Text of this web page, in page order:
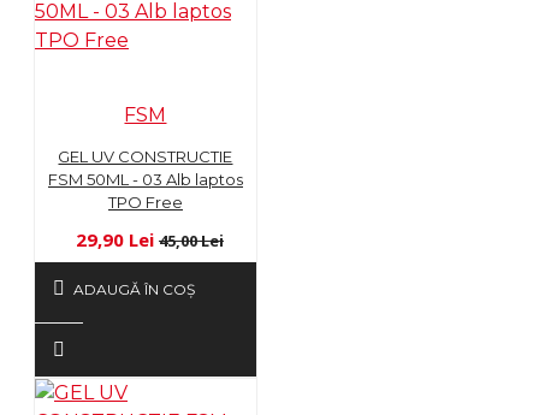
FSM
GEL UV CONSTRUCTIE
FSM 50ML - 03 Alb laptos
TPO Free
29,90 Lei 45,00 Lei
ADAUGĂ ÎN COŞ